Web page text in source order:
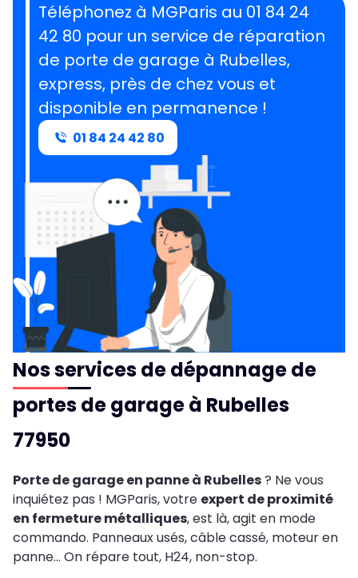
Téléphonez à MGParis au 01 84 24
42 80 pour un service de réparation
de porte de garage à Rubelles,
express, près de chez vous et
disponible en permanence !
01 84 24 42 80
Nos services de dépannage de
portes de garage à Rubelles
77950
Porte de garage en panne à Rubelles? Ne vous
inquiétez pas ! MGParis, votre expert de proximité
en fermeture métalliques, est là, agit en mode
commando. Panneaux usés, câble cassé, moteur en
panne… On répare tout, H24, non-stop.